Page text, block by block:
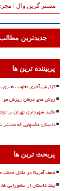
مستر گرین وال |
جدیدترین مطالب
پربیننده ترین ها
گزارش آماری معاونت هنری بعد از ترک
روش های درمان ریزش مو
تاکید شهرداری تهران بر
داستان عکسهایی که منتشر
پربحث ترین ها
ضعف آمریکا در مقابل
چند داستان از سامورایی